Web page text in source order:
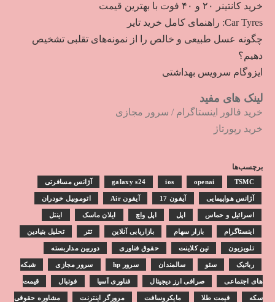
خرید کانتینر ۲۰ و ۴۰ فوت با بهترین قیمت
Car Tyres: راهنمای کامل خرید تایر
چگونه عسل طبیعی و خالص را از نمونه‌های تقلبی تشخیص
دهیم؟
ایزوگام سرویس بهداشتی
لینک های مفید
خرید فالور اینستاگرام / سرور مجازی
خرید رپورتاژ
برچسب‌ها
galaxy s24 ios openai TSMC آژانس مسافرتی
آژانس هواپیمایی آیفون 17 آیفون Air اتوموبیل خودران
اسرائیل و حماس اپل اپل واچ ایلان ماسک اینتل
اینستاگرام بازار سهام بازاریابی آنلاین تتر تحلیل بنیادین
تلویزیون تین کلاینت حقوق فناوری دوربین مداربسته
رباتیک سئو سالمندان سرور hp سرور مجازی شبکه
های اجتماعی صرافی ارز دیجیتال فناوری آسیا فوتبال قیمت
سکه قیمت طلا مایکروسافت مرورگر اینترنت مشاوره حقوقی